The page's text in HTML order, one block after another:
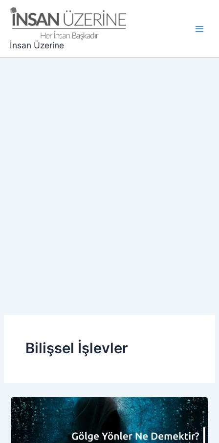
İçeriğe
İnsan Üzerine
Bilişsel İşlevler